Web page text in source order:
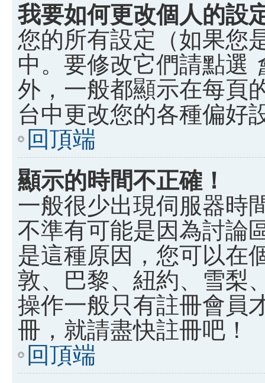
我要如何更改個人的設
您的所有設定（如果您
中。要修改它們請點選
外，一般都顯示在每頁
台中更改您的各種偏好
回頂端
顯示的時間不正確！
一般很少出現伺服器時
不準有可能是因為討論
是這種原因，您可以在
敦、巴黎、紐約、雪梨
操作一般只有註冊會員
冊，就請盡快註冊吧！
回頂端